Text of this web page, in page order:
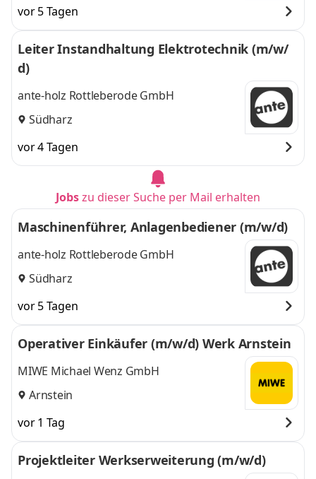
vor 5 Tagen
Leiter Instandhaltung Elektrotechnik (m/w/
d)
ante-holz Rottleberode GmbH
Südharz
vor 4 Tagen
Jobszu dieser Suche per Mail erhalten
Maschinenführer, Anlagenbediener (m/w/d)
ante-holz Rottleberode GmbH
Südharz
vor 5 Tagen
Operativer Einkäufer (m/w/d) Werk Arnstein
MIWE Michael Wenz GmbH
Arnstein
vor 1 Tag
Projektleiter Werkserweiterung (m/w/d)